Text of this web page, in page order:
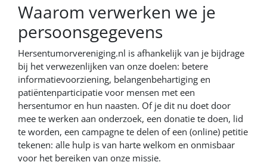
Waarom verwerken we je
persoonsgegevens
Hersentumorvereniging.nl is afhankelijk van je bijdrage
bij het verwezenlijken van onze doelen: betere
informatievoorziening, belangenbehartiging en
patiëntenparticipatie voor mensen met een
hersentumor en hun naasten. Of je dit nu doet door
mee te werken aan onderzoek, een donatie te doen, lid
te worden, een campagne te delen of een (online) petitie
tekenen: alle hulp is van harte welkom en onmisbaar
voor het bereiken van onze missie.